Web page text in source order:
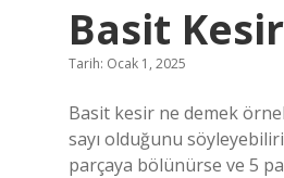
Basit
Tarih: Ocak 1, 2025
Basit kesir ne demek
sayı olduğunu
parçaya bölünürse ve 5